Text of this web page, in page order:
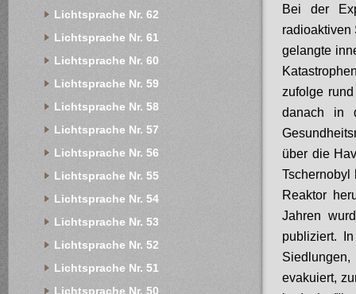
Bei der
radioaktiven
gelangte
zufolge
danach in
über die
Reaktor
Jahren
publiziert.
evakuiert,
Lichtsprache Nr. 62
Lichtsprache Nr. 61
Lichtsprache Nr. 60
Lichtsprache Nr. 59
Lichtsprache Nr. 58
Lichtsprache Nr. 57
Lichtsprache Nr. 56
Lichtsprache Nr. 55
Lichtsprache Nr. 54
Lichtsprache Nr. 53
Lichtsprache Nr. 52
Lichtsprache Nr. 51
Lichtsprache Nr. 50